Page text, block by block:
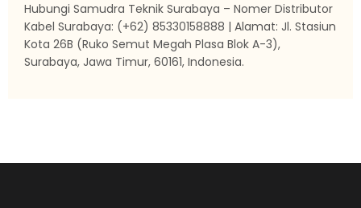
Hubungi Samudra Teknik Surabaya – Nomer Distributor
Kabel Surabaya: (+62) 85330158888 | Alamat: Jl. Stasiun
Kota 26B (Ruko Semut Megah Plasa Blok A-3),
Surabaya, Jawa Timur, 60161, Indonesia.